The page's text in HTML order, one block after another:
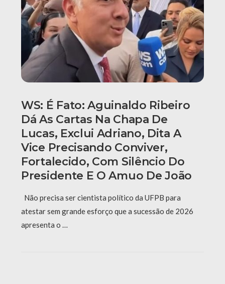
WS: É Fato: Aguinaldo Ribeiro
Dá As Cartas Na Chapa De
Lucas, Exclui Adriano, Dita A
Vice Precisando Conviver,
Fortalecido, Com Silêncio Do
Presidente E O Amuo De João
Não precisa ser cientista político da UFPB para
atestar sem grande esforço que a sucessão de 2026
apresenta o …